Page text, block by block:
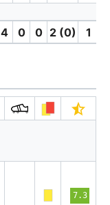
4 0 0 2 (0) 1
7.3